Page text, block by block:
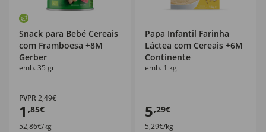
Snack para Bebé Cereais
com Framboesa +8M
Gerber
emb. 35 gr
PVPR2,49€
1 ,85€
52,86€/kg
Papa Infantil Farinha
Láctea com Cereais +6M
Continente
emb. 1 kg
5,29€
5,29€/kg